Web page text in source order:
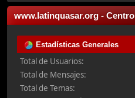
www.latinquasar.org -
Estadísticas Generales
Total de Usuarios:
Total de Mensajes:
Total de Temas: